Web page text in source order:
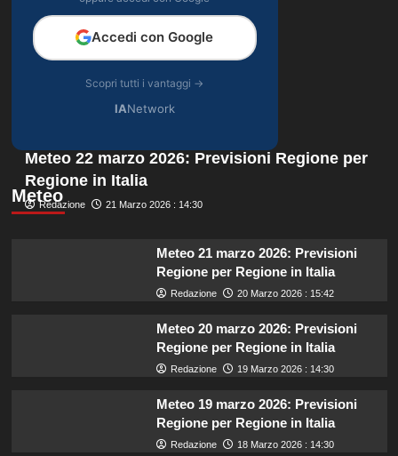
Accedi con Google
Scopri tutti i vantaggi →
IANetwork
Meteo
Meteo 22 marzo 2026: Previsioni Regione per
Regione in Italia
Redazione 21 Marzo 2026 : 14:30
Meteo 21 marzo 2026: Previsioni
Regione per Regione in Italia
Redazione 20 Marzo 2026 : 15:42
Meteo 20 marzo 2026: Previsioni
Regione per Regione in Italia
Redazione 19 Marzo 2026 : 14:30
Meteo 19 marzo 2026: Previsioni
Regione per Regione in Italia
Redazione 18 Marzo 2026 : 14:30